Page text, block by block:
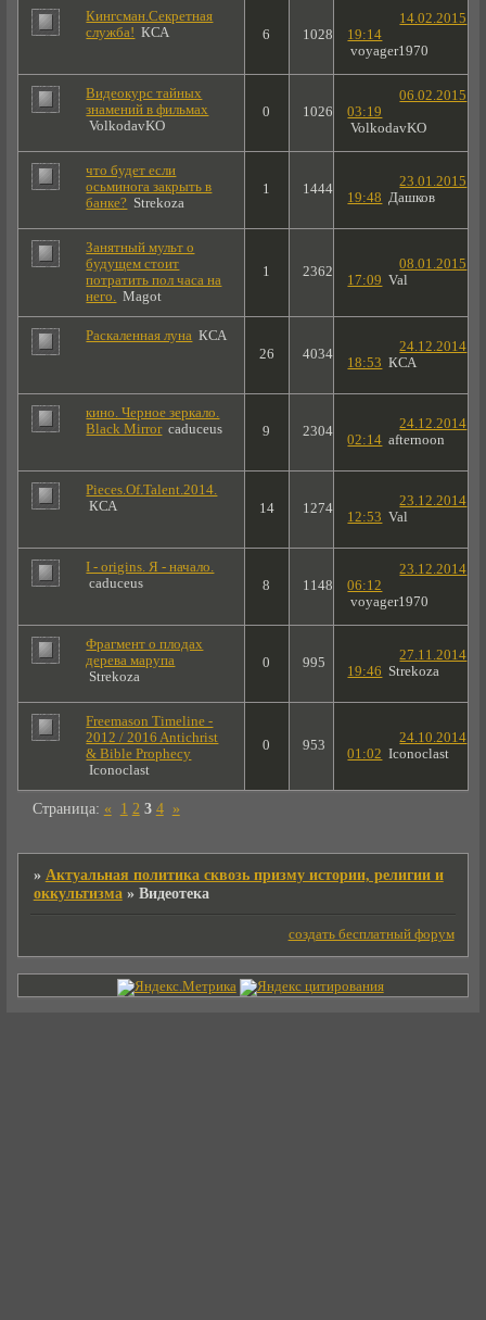
Кингсман.Секретная
служба! КСА 6 1028
14.02.2015
19:14
voyager1970
Видеокурс тайных
знамений в фильмах
VolkodavKO
0 1026
06.02.2015
03:19
VolkodavKO
что будет если
осьминога закрыть в
банке? Strekoza
1 1444
23.01.2015
19:48 Дашков
Занятный мульт о
будущем стоит
потратить пол часа на
него. Magot
1 2362
08.01.2015
17:09 Val
Раскаленная луна КСА
26
4034
24.12.2014
18:53 КСА
кино. Черное зеркало.
Black Mirror caduceus 9 2304
24.12.2014
02:14 afternoon
Pieces.Of.Talent.2014.
КСА
14 1274
23.12.2014
12:53 Val
I - origins. Я - начало.
caduceus
8 1148
23.12.2014
06:12
voyager1970
Фрагмент о плодах
дерева марупа
Strekoza
0 995
27.11.2014
19:46 Strekoza
Freemason Timeline -
2012 / 2016 Antichrist
& Bible Prophecy
Iconoclast
0 953
24.10.2014
01:02 Iconoclast
Страница: « 1 2 3 4 »
» Актуальная политика сквозь призму истории, религии и
оккультизма » Видеотека
создать бесплатный форум